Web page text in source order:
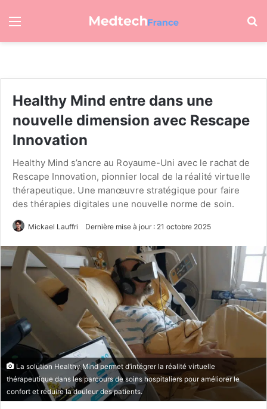
Menu
Healthy Mind entre dans une
nouvelle dimension avec Rescape
Innovation
Healthy Mind s’ancre au Royaume-Uni avec le rachat de
Rescape Innovation, pionnier local de la réalité virtuelle
thérapeutique. Une manœuvre stratégique pour faire
des thérapies digitales une nouvelle norme de soin.
Mickael Lauffri Dernière mise à jour : 21 octobre 2025
La solution Healthy Mind permet d’intégrer la réalité virtuelle
thérapeutique dans les parcours de soins hospitaliers pour améliorer le
confort et réduire la douleur des patients.